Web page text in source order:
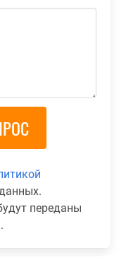
переданы